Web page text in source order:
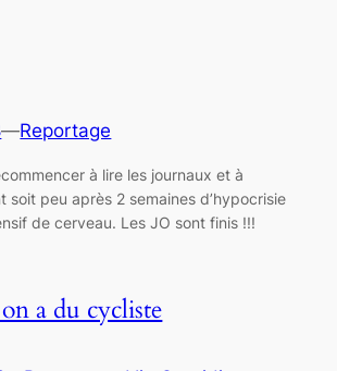
—Reportage
à lire les journaux et à
soit peu après 2 semaines d’hypocrisie
de cerveau. Les JO sont finis !!!
a du cycliste